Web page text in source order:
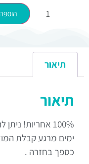
תיאור
תיאור
ימים מרגע קבלת
כספך בחזרה .